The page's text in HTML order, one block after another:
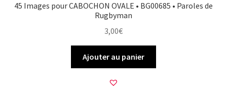
45 Images pour CABOCHON OVALE • BG00685 • Paroles de
Rugbyman
3,00€
Ajouter au panier